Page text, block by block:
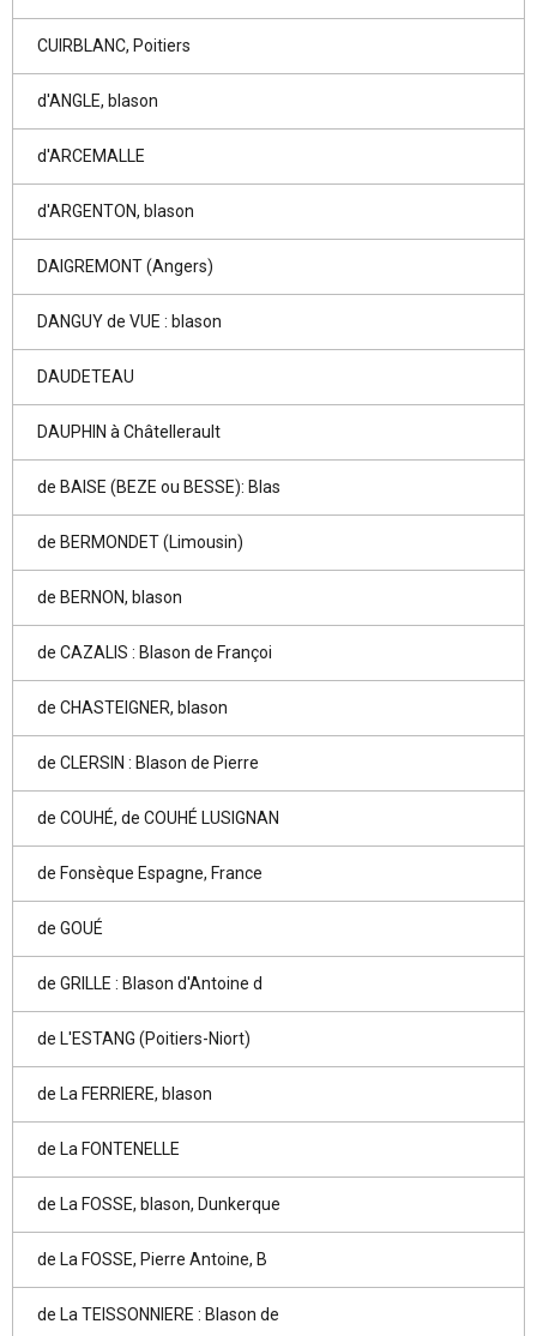
CUIRBLANC, Poitiers
d'ANGLE, blason
d'ARCEMALLE
d'ARGENTON, blason
DAIGREMONT (Angers)
DANGUY de VUE : blason
DAUDETEAU
DAUPHIN à Châtellerault
de BAISE (BEZE ou BESSE): Blas
de BERMONDET (Limousin)
de BERNON, blason
de CAZALIS : Blason de Françoi
de CHASTEIGNER, blason
de CLERSIN : Blason de Pierre
de COUHÉ, de COUHÉ LUSIGNAN
de Fonsèque Espagne, France
de GOUÉ
de GRILLE : Blason d'Antoine d
de L'ESTANG (Poitiers-Niort)
de La FERRIERE, blason
de La FONTENELLE
de La FOSSE, blason, Dunkerque
de La FOSSE, Pierre Antoine, B
de La TEISSONNIERE : Blason de